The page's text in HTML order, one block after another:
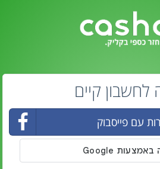
לחשבון קיים
עם פייסבוק